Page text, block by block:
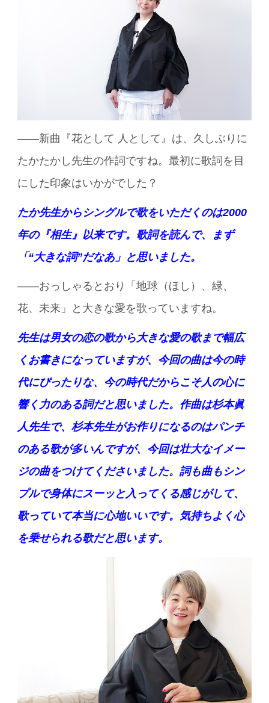
――新曲『花として 人として』は、久しぶりに
たかたかし先生の作詞ですね。最初に歌詞を目
にした印象はいかがでした？
たか先生からシングルで歌をいただくのは2000
年の『相生』以来です。歌詞を読んで、まず
「“大きな詞”だなあ」と思いました。
――おっしゃるとおり「地球（ほし）、緑、
花、未来」と大きな愛を歌っていますね。
先生は男女の恋の歌から大きな愛の歌まで幅広
くお書きになっていますが、今回の曲は今の時
代にぴったりな、今の時代だからこそ人の心に
響く力のある詞だと思いました。作曲は杉本眞
人先生で、杉本先生がお作りになるのはパンチ
のある歌が多いんですが、今回は壮大なイメー
ジの曲をつけてくださいました。詞も曲もシン
プルで身体にスーッと入ってくる感じがして、
歌っていて本当に心地いいです。気持ちよく心
を乗せられる歌だと思います。